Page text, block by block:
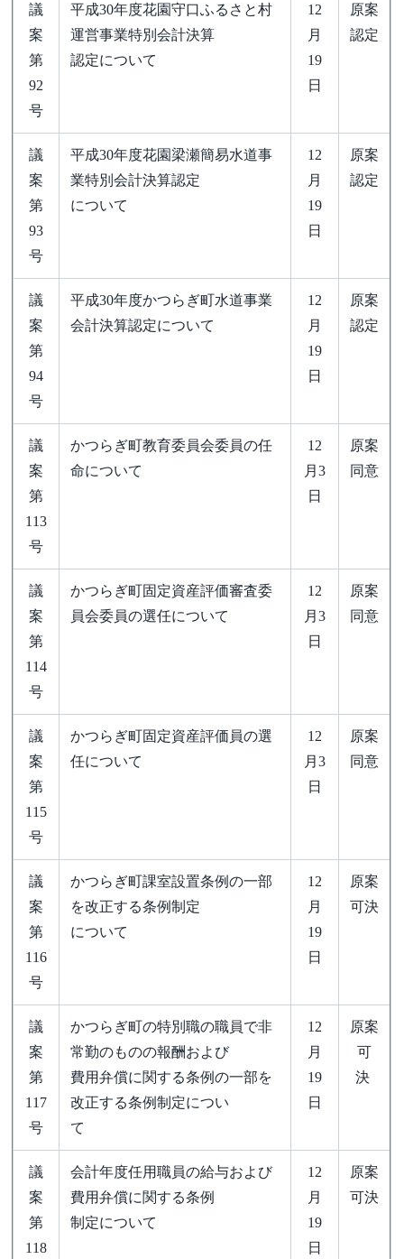
議
案
第
92
号
平成30年度花園守口ふるさと村
運営事業特別会計決算
認定について
12
月
19
日
原案
認定
議
案
第
93
号
平成30年度花園梁瀬簡易水道事
業特別会計決算認定
について
12
月
19
日
原案
認定
議
案
第
94
号
平成30年度かつらぎ町水道事業
会計決算認定について
12
月
19
日
原案
認定
議
案
第
113
号
かつらぎ町教育委員会委員の任
命について
12
月3
日
原案
同意
議
案
第
114
号
かつらぎ町固定資産評価審査委
員会委員の選任について
12
月3
日
原案
同意
議
案
第
115
号
かつらぎ町固定資産評価員の選
任について
12
月3
日
原案
同意
議
案
第
116
号
かつらぎ町課室設置条例の一部
を改正する条例制定
について
12
月
19
日
原案
可決
議
案
第
117
号
かつらぎ町の特別職の職員で非
常勤のものの報酬および
費用弁償に関する条例の一部を
改正する条例制定につい
て
12
月
19
日
原案
可
決
議
案
第
118
会計年度任用職員の給与および
費用弁償に関する条例
制定について
12
月
19
日
原案
可決